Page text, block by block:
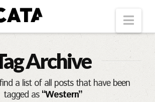
Archive
a list of all posts that have been
tagged as“Western”